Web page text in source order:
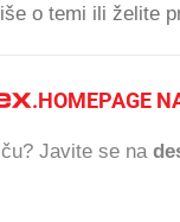
o temi ili želite
.HOMEPAGE
Javite se na